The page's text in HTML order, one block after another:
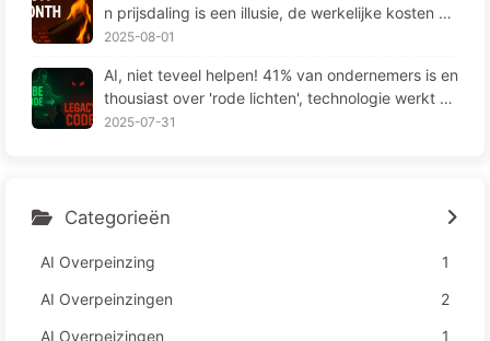
n prijsdaling is een illusie, de werkelijke kosten va
n AI zijn jouw hebzucht — Leer langzaam AI164
2025-08-01
AI, niet teveel helpen! 41% van ondernemers is en
thousiast over 'rode lichten', technologie werkt ni
et en medewerkers lijden meer – Leren over AI16
2025-07-31
Categorieën
AI Overpeinzing
1
AI Overpeinzingen
2
AI Overpeizingen
1